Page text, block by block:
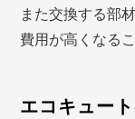
また交換する部
費用が高くなる
エコキュー